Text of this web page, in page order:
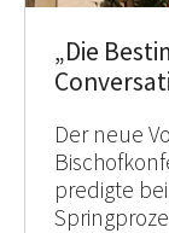
„Die
Der neue
predigte